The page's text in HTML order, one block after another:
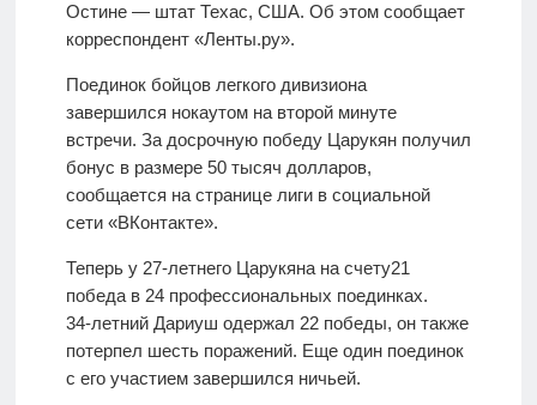
Остине — штат Техас, США. Об этом сообщает
корреспондент «Ленты.ру».
Поединок бойцов легкого дивизиона
завершился нокаутом на второй минуте
встречи. За досрочную победу Царукян получил
бонус в размере 50 тысяч долларов,
сообщается на странице лиги в социальной
сети «ВКонтакте».
Теперь у 27-летнего Царукяна на счету21
победа в 24 профессиональных поединках.
34‑летний Дариуш одержал 22 победы, он также
потерпел шесть поражений. Еще один поединок
с его участием завершился ничьей.